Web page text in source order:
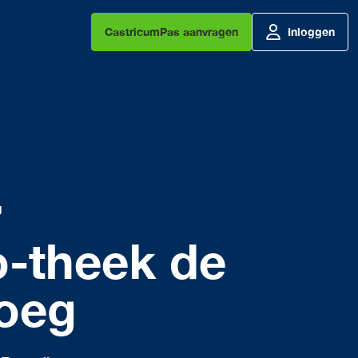
CastricumPas aanvragen Inloggen
theek de